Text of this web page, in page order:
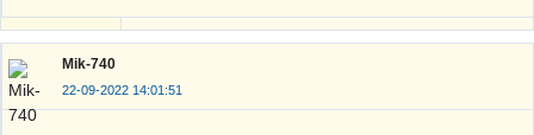
Mik-740
22-09-2022 14:01:51